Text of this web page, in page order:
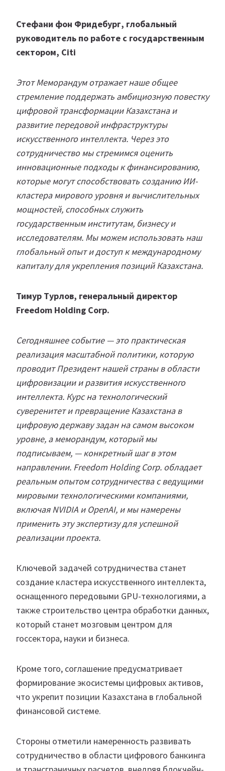
Стефани фон Фридебург, глобальный
руководитель по работе с государственным
сектором, Citi
Этот Меморандум отражает наше общее
стремление поддержать амбициозную повестку
цифровой трансформации Казахстана и
развитие передовой инфраструктуры
искусственного интеллекта. Через это
сотрудничество мы стремимся оценить
инновационные подходы к финансированию,
которые могут способствовать созданию ИИ-
кластера мирового уровня и вычислительных
мощностей, способных служить
государственным институтам, бизнесу и
исследователям. Мы можем использовать наш
глобальный опыт и доступ к международному
капиталу для укрепления позиций Казахстана.
Тимур Турлов, генеральный директор
Freedom Holding Corp.
Сегодняшнее событие — это практическая
реализация масштабной политики, которую
проводит Президент нашей страны в области
цифровизации и развития искусственного
интеллекта. Курс на технологический
суверенитет и превращение Казахстана в
цифровую державу задан на самом высоком
уровне, а меморандум, который мы
подписываем, — конкретный шаг в этом
направлении. Freedom Holding Corp. обладает
реальным опытом сотрудничества с ведущими
мировыми технологическими компаниями,
включая NVIDIA и OpenAI, и мы намерены
применить эту экспертизу для успешной
реализации проекта.
Ключевой задачей сотрудничества станет
создание кластера искусственного интеллекта,
оснащенного передовыми GPU-технологиями, а
также строительство центра обработки данных,
который станет мозговым центром для
госсектора, науки и бизнеса.
Кроме того, соглашение предусматривает
формирование экосистемы цифровых активов,
что укрепит позиции Казахстана в глобальной
финансовой системе.
Стороны отметили намеренность развивать
сотрудничество в области цифрового банкинга